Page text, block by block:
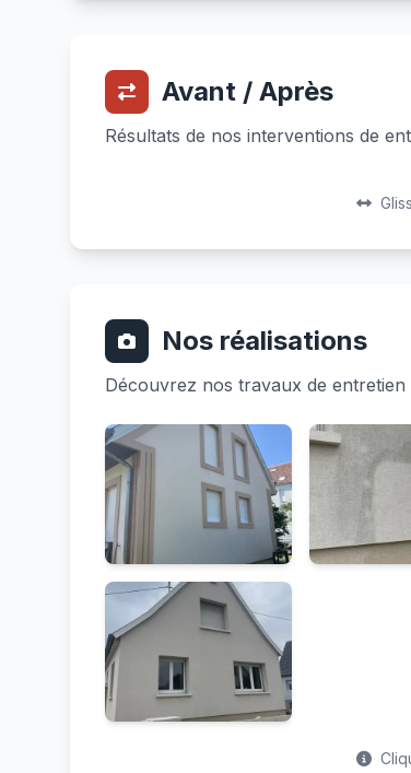
Avant / Après
Résultats de nos interventions de
Nos réalisations
Découvrez nos travaux de entretien